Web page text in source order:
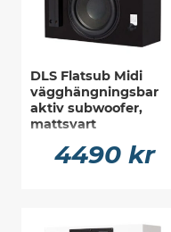
DLS Flatsub Midi
vägghängningsbar
aktiv subwoofer,
mattsvart
4490 kr